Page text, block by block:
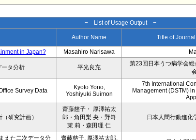
− List of Usage Output −
Author Name Title of
in Japan? Masahiro Narisawa
ータ分析 平光良充
第23回日本うつ病学会
Survey Data
Kyoto Yono,
Yoshiyuki Suimon
7th International
Management (DSTM)
研究計画）
齋藤慈子・ 厚澤祐太
郎・角田梨 央・野嵜
茉 莉・森田理 仁
日本人間行動進化
えた二次データ分
齋藤慈子, 厚澤祐太郎,